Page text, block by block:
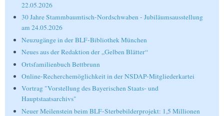
22.05.2026
30 Jahre Stammbaumtisch-Nordschwaben - Jubiläumsausstellung
am 24.05.2026
Neuzugänge in der BLF-Bibliothek München
Neues aus der Redaktion der „Gelben Blätter“
Ortsfamilienbuch Bettbrunn
Online-Recherchemöglichkeit in der NSDAP-Mitgliederkartei
Vortrag "Vorstellung des Bayerischen Staats- und
Hauptstaatsarchivs"
Neuer Meilenstein beim BLF-Sterbebilderprojekt: 1,5 Millionen